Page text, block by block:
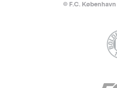
© F.C. København